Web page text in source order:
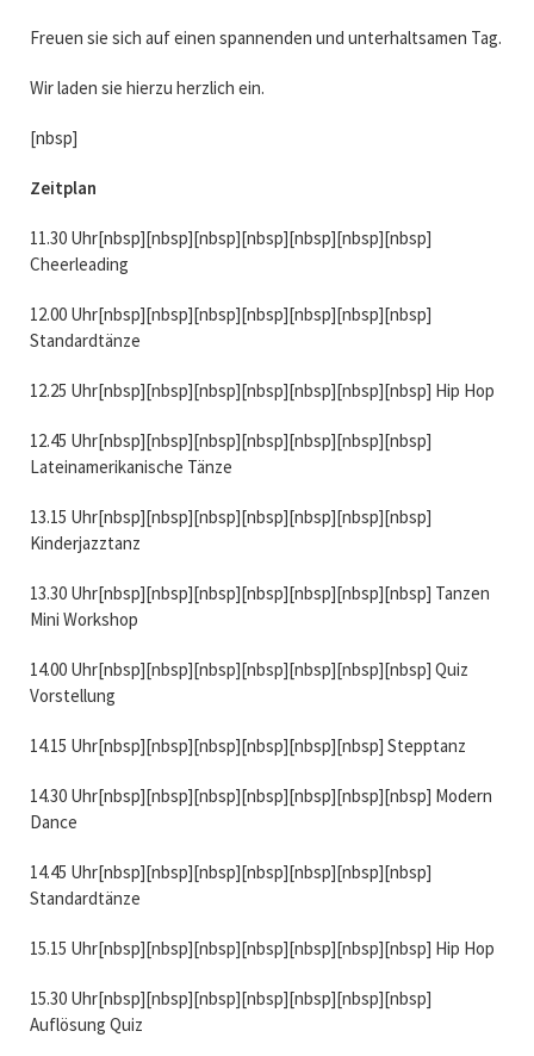
Freuen sie sich auf einen spannenden und unterhaltsamen Tag.
Wir laden sie hierzu herzlich ein.
[nbsp]
Zeitplan
11.30 Uhr[nbsp][nbsp][nbsp][nbsp][nbsp][nbsp][nbsp]
Cheerleading
12.00 Uhr[nbsp][nbsp][nbsp][nbsp][nbsp][nbsp][nbsp]
Standardtänze
12.25 Uhr[nbsp][nbsp][nbsp][nbsp][nbsp][nbsp][nbsp] Hip Hop
12.45 Uhr[nbsp][nbsp][nbsp][nbsp][nbsp][nbsp][nbsp]
Lateinamerikanische Tänze
13.15 Uhr[nbsp][nbsp][nbsp][nbsp][nbsp][nbsp][nbsp]
Kinderjazztanz
13.30 Uhr[nbsp][nbsp][nbsp][nbsp][nbsp][nbsp][nbsp] Tanzen
Mini Workshop
14.00 Uhr[nbsp][nbsp][nbsp][nbsp][nbsp][nbsp][nbsp] Quiz
Vorstellung
14.15 Uhr[nbsp][nbsp][nbsp][nbsp][nbsp][nbsp] Stepptanz
14.30 Uhr[nbsp][nbsp][nbsp][nbsp][nbsp][nbsp][nbsp] Modern
Dance
14.45 Uhr[nbsp][nbsp][nbsp][nbsp][nbsp][nbsp][nbsp]
Standardtänze
15.15 Uhr[nbsp][nbsp][nbsp][nbsp][nbsp][nbsp][nbsp] Hip Hop
15.30 Uhr[nbsp][nbsp][nbsp][nbsp][nbsp][nbsp][nbsp]
Auflösung Quiz